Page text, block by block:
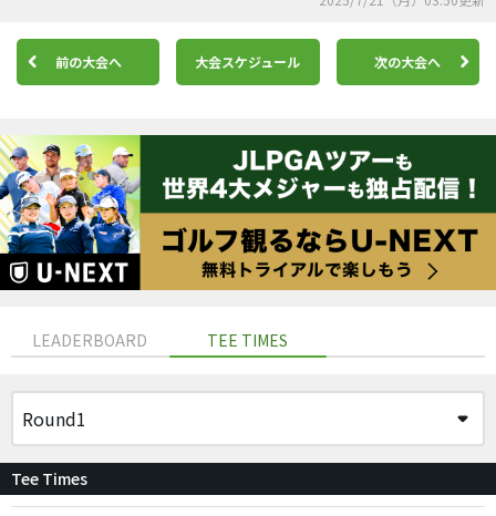
前の大会へ 大会スケジュール 次の大会へ
LEADERBOARD TEE TIMES
Tee Times